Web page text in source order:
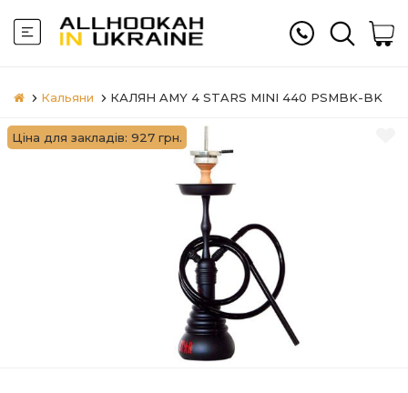
Кальяни КАЛЯН AMY 4 STARS MINI 440 PSMBK-BK
Ціна для закладів: 927 грн.